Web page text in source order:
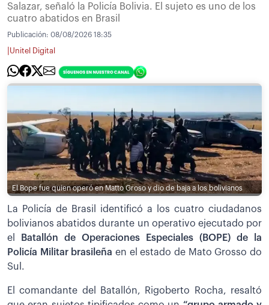
Salazar, señaló la Policía Bolivia. El sujeto es uno de los
cuatro abatidos en Brasil
Publicación: 08/08/2026 18:35
Unitel Digital
El Bope fue quien operó en Matto Groso y dio de baja a los bolivianos
La Policía de Brasil identificó a los cuatro ciudadanos
bolivianos abatidos durante un operativo ejecutado por
el
Batallón de Operaciones Especiales (BOPE) de la
Policía Militar brasileña en el estado de Mato Grosso do
Sul.
El comandante del Batallón, Rigoberto Rocha, resaltó